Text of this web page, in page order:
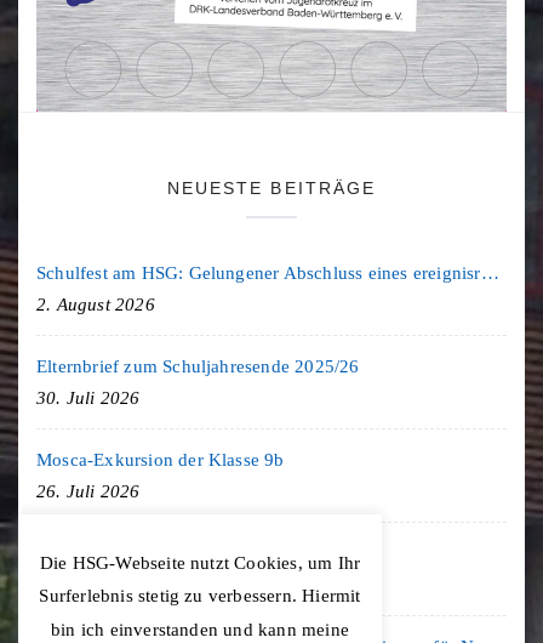
NEUESTE BEITRÄGE
Schulfest am HSG: Gelungener Abschluss eines ereignisreichen Schuljahres
2. August 2026
Elternbrief zum Schuljahresende 2025/26
30. Juli 2026
Mosca-Exkursion der Klasse 9b
26. Juli 2026
Freiburg-Exkursion des Geschichte LK
Die HSG-Webseite nutzt Cookies, um Ihr
Surferlebnis stetig zu verbessern. Hiermit
bin ich einverstanden und kann meine